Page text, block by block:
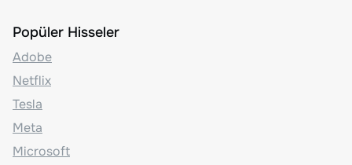
Popüler Hisseler
Adobe
Netflix
Tesla
Meta
Microsoft